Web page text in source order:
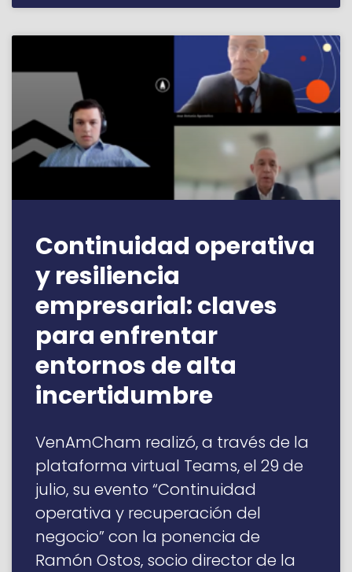
Continuidad operativa
y resiliencia
empresarial: claves
para enfrentar
entornos de alta
incertidumbre
VenAmCham realizó, a través de la
plataforma virtual Teams, el 29 de
julio, su evento “Continuidad
operativa y recuperación del
negocio” con la ponencia de
Ramón Ostos, socio director de la